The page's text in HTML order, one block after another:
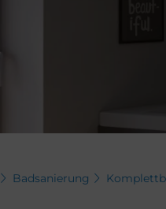
Badsanierung